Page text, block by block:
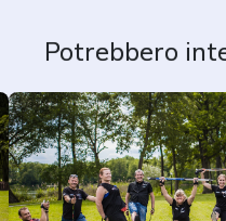
Potrebbero